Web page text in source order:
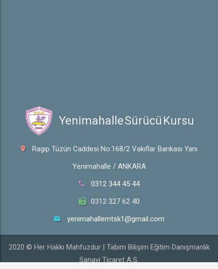
Yenimahalle Sürücü Kursu
Ragıp Tüzün Caddesi No:168/2 Vakıflar Bankası Yanı
Yenimahalle / ANKARA
0312 344 45 44
0312 327 62 40
yenimahallemtsk1@gmail.com
2020 © Her Hakkı Mahfuzdur | Tabim Bilişim Eğitim Danışmanlık
Sanayi Ticaret A.Ş.